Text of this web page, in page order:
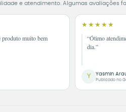
e atendimento. Algumas avaliações
produto muito bem
★★★★★
“Ótimo
dia.”
Y Yasmin
Publicado no